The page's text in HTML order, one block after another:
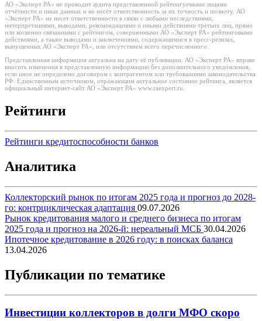
АО «Эксперт РА» не проводит аудита представленной рейтингуемыми лицами
отчётности и иных данных и не несёт ответственность за их точность и полноту. АО
«Эксперт РА» не несет ответственности в связи с любыми последствиями,
интерпретациями, выводами, рекомендациями и иными действиями третьих лиц, прямо
или косвенно связанными с рейтингом, совершенными АО «Эксперт РА» рейтинговыми
действиями, а также выводами и заключениями, содержащимися в пресс-релизах,
выпущенных АО «Эксперт РА», или отсутствием всего перечисленного.
Представленная информация актуальна на дату её публикации. АО «Эксперт РА» вправе
вносить изменения в представленную информацию без дополнительного уведомления,
если иное не определено договором с контрагентом или требованиями законодательства
РФ. Единственным источником, отражающим актуальное состояние рейтинга, является
официальный интернет-сайт АО «Эксперт РА» www.raexpert.ru.
Рейтинги
Рейтинги кредитоспособности банков
Аналитика
Коллекторский рынок по итогам 2025 года и прогноз до 2028-
го: контрциклическая адаптация 09.07.2026
Рынок кредитования малого и среднего бизнеса по итогам
2025 года и прогноз на 2026-й: нереальный МСБ 30.04.2026
Ипотечное кредитование в 2026 году: в поисках баланса
13.04.2026
Публикации по тематике
Инвестиции коллекторов в долги МФО скоро